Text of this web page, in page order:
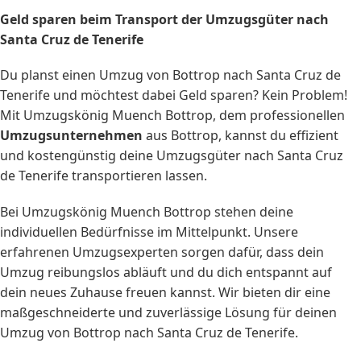
Geld sparen beim Transport der Umzugsgüter nach
Santa Cruz de Tenerife
Du planst einen Umzug von Bottrop nach Santa Cruz de
Tenerife und möchtest dabei Geld sparen? Kein Problem!
Mit Umzugskönig Muench Bottrop, dem professionellen
Umzugsunternehmen aus Bottrop, kannst du effizient
und kostengünstig deine Umzugsgüter nach Santa Cruz
de Tenerife transportieren lassen.
Bei Umzugskönig Muench Bottrop stehen deine
individuellen Bedürfnisse im Mittelpunkt. Unsere
erfahrenen Umzugsexperten sorgen dafür, dass dein
Umzug reibungslos abläuft und du dich entspannt auf
dein neues Zuhause freuen kannst. Wir bieten dir eine
maßgeschneiderte und zuverlässige Lösung für deinen
Umzug von Bottrop nach Santa Cruz de Tenerife.